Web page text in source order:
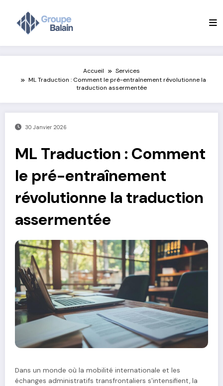
contenu
Accueil
Services
ML Traduction : Comment le pré-entraînement révolutionne la
traduction assermentée
30 Janvier 2026
ML Traduction : Comment
le pré-entraînement
révolutionne la traduction
assermentée
Dans un monde où la mobilité internationale et les
échanges administratifs transfrontaliers s'intensifient, la